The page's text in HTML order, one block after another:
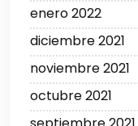
enero 2022
diciembre 2021
noviembre 2021
octubre 2021